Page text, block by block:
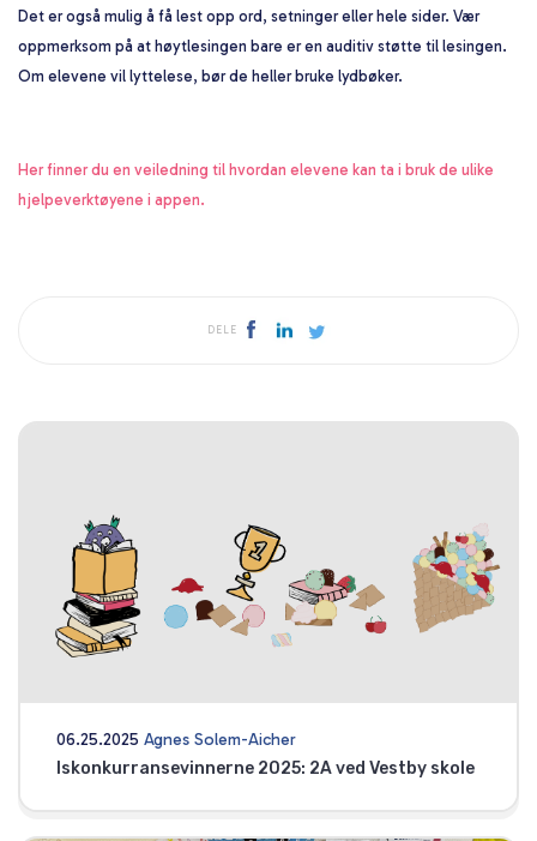
Det er også mulig å få lest opp ord, setninger eller hele sider. Vær
oppmerksom på at høytlesingen bare er en auditiv støtte til lesingen.
Om elevene vil lyttelese, bør de heller bruke lydbøker.
Her finner du en veiledning til hvordan elevene kan ta i bruk de ulike
hjelpeverktøyene i appen.
DELE
06.25.2025 Agnes Solem-Aicher
Iskonkurransevinnerne 2025: 2A ved Vestby skole